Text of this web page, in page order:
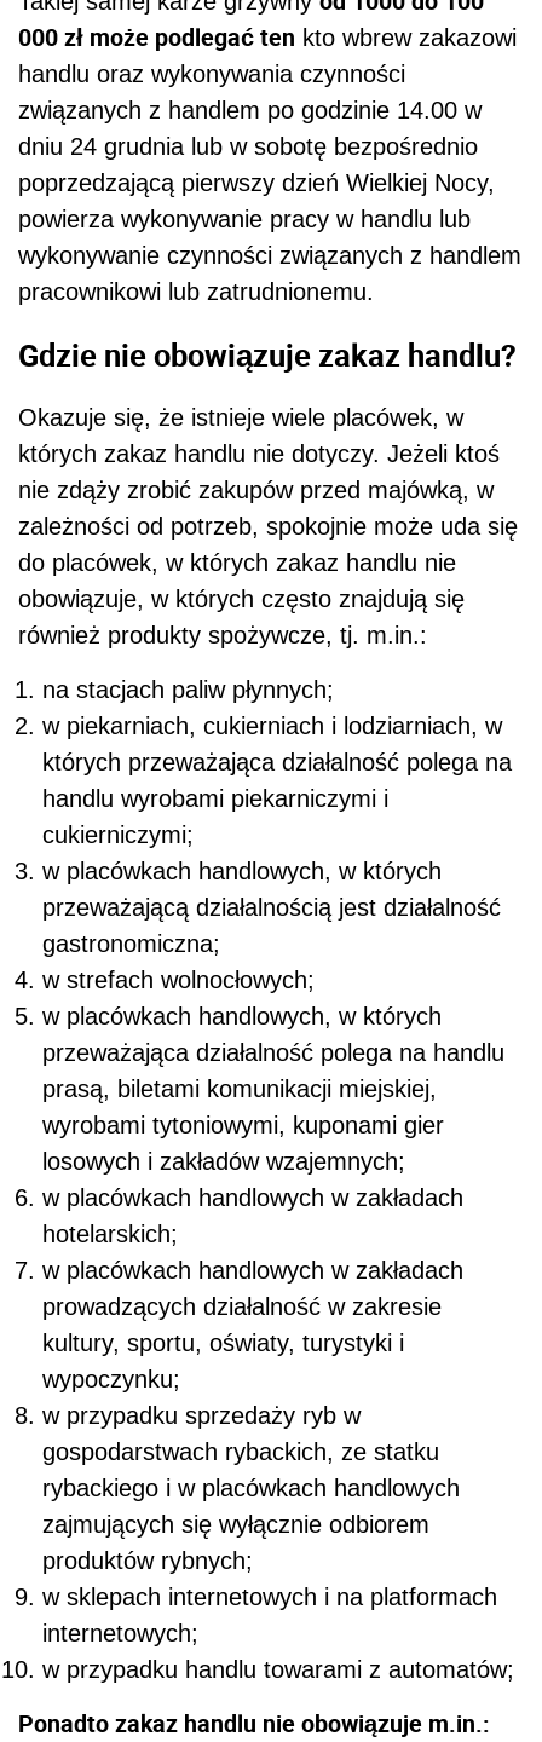
000 zł może podlegać ten kto wbrew zakazowi
handlu oraz wykonywania czynności
związanych z handlem po godzinie 14.00 w
dniu 24 grudnia lub w sobotę bezpośrednio
poprzedzającą pierwszy dzień Wielkiej Nocy,
powierza wykonywanie pracy w handlu lub
wykonywanie czynności związanych z handlem
pracownikowi lub zatrudnionemu.
Gdzie nie obowiązuje zakaz handlu?
Okazuje się, że istnieje wiele placówek, w
których zakaz handlu nie dotyczy. Jeżeli ktoś
nie zdąży zrobić zakupów przed majówką, w
zależności od potrzeb, spokojnie może uda się
do placówek, w których zakaz handlu nie
obowiązuje, w których często znajdują się
również produkty spożywcze, tj. m.in.:
na stacjach paliw płynnych;
w piekarniach, cukierniach i lodziarniach, w
których przeważająca działalność polega na
handlu wyrobami piekarniczymi i
cukierniczymi;
w placówkach handlowych, w których
przeważającą działalnością jest działalność
gastronomiczna;
w strefach wolnocłowych;
w placówkach handlowych, w których
przeważająca działalność polega na handlu
prasą, biletami komunikacji miejskiej,
wyrobami tytoniowymi, kuponami gier
losowych i zakładów wzajemnych;
w placówkach handlowych w zakładach
hotelarskich;
w placówkach handlowych w zakładach
prowadzących działalność w zakresie
kultury, sportu, oświaty, turystyki i
wypoczynku;
w przypadku sprzedaży ryb w
gospodarstwach rybackich, ze statku
rybackiego i w placówkach handlowych
zajmujących się wyłącznie odbiorem
produktów rybnych;
w sklepach internetowych i na platformach
internetowych;
w przypadku handlu towarami z automatów;
Ponadto zakaz handlu nie obowiązuje m.in.: